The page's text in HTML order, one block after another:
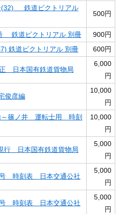
(32) 鉄道ピクトリアル
500円
鉄道ピクトリアル 別冊
900円
鉄道ピクトリアル 別冊
600円
日本国有鉄道貨物局
6,000
円
俊彦編
10,000
円
篠ノ井 運転士用 時刻
10,000
円
行 日本国有鉄道貨物局
5,000
円
時刻表 日本交通公社
5,000
円
時刻表 日本交通公社
5,000
円